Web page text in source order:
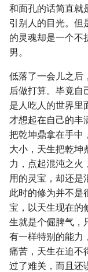
和面孔的话简直就
引别人的目光。但
的灵魂却是一个不
男。
低落了一会儿之后
后做打算。毕竟自
是人吃人的世界里
才想起在自己的丰
把乾坤鼎拿在手中
大小，天生把乾坤
力，点起混沌之火
用的灵宝，却还是
此时的修为并不是
宝，以天生现在的
生就是个倔脾气，
有一样特别的能力
痛苦，天生在迫不
过了难关，而且还